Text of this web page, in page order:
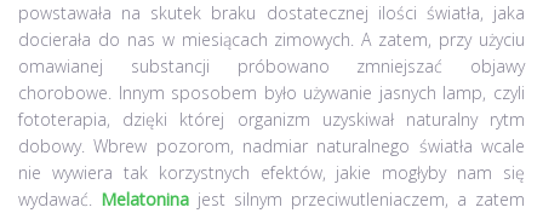
powstawała na skutek braku dostatecznej ilości światła, jaka
docierała do nas w miesiącach zimowych. A zatem, przy użyciu
omawianej substancji próbowano zmniejszać objawy
chorobowe. Innym sposobem było używanie jasnych lamp, czyli
fototerapia, dzięki której organizm uzyskiwał naturalny rytm
dobowy. Wbrew pozorom, nadmiar naturalnego światła wcale
nie wywiera tak korzystnych efektów, jakie mogłyby nam się
wydawać. Melatonina jest silnym przeciwutleniaczem, a zatem